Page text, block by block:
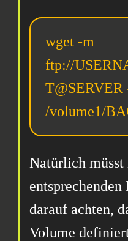
wget -m
ftp://
T@SERVER
/volume1/
Natürlich müsst
darauf achten,
Volume